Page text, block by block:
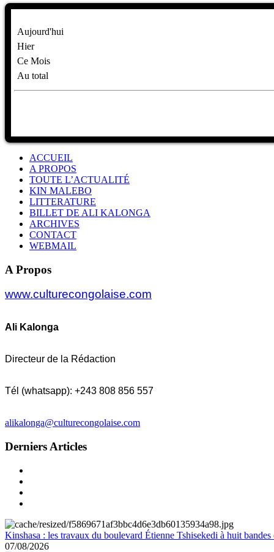
Aujourd'hui
Hier
Ce Mois
Au total
ACCUEIL
A PROPOS
TOUTE L’ACTUALITÉ
KIN MALEBO
LITTERATURE
BILLET DE ALI KALONGA
ARCHIVES
CONTACT
WEBMAIL
A Propos
www.culturecongolaise.com
Ali Kalonga
Directeur de la Rédaction
Tél (whatsapp): +243 808 856 557
alikalonga@culturecongolaise.com
Derniers Articles
Kinshasa : les travaux du boulevard Étienne Tshisekedi à huit
07/08/2026